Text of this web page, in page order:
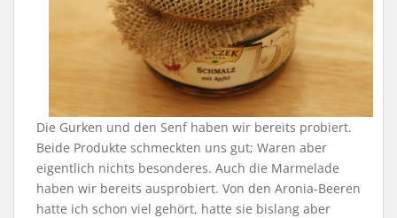
Die Gurken und den Senf haben wir bereits probiert.
Beide Produkte schmeckten uns gut; Waren aber
eigentlich nichts besonderes. Auch die Marmelade
haben wir bereits ausprobiert. Von den Aronia-Beeren
hatte ich schon viel gehört, hatte sie bislang aber